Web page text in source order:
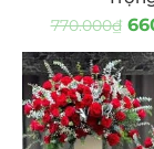
770.000₫